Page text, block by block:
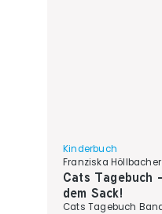
Kinderbuch
Franziska Höllbacher
Cats Tagebuch
dem Sack!
Cats Tagebuch